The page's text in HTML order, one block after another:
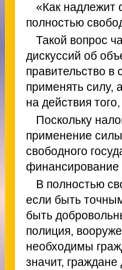
«Как надлежит
полностью
Такой вопрос
дискуссий об
правительство
применять силу,
на действия
Поскольку
применение
свободного
финансирование
В полностью
если быть
быть
полиция,
необходимы
значит,